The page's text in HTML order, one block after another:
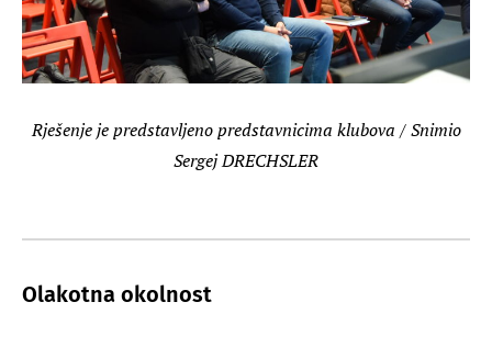
Rješenje je predstavljeno predstavnicima klubova / Snimio
Sergej DRECHSLER
Olakotna okolnost